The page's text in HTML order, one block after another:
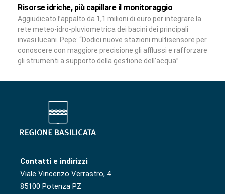
Risorse idriche, più capillare il monitoraggio
Aggiudicato l’appalto da 1,1 milioni di euro per integrare la
rete meteo-idro-pluviometrica dei bacini dei principali
invasi lucani. Pepe: “Dodici nuove stazioni multisensore per
conoscere con maggiore precisione gli afflussi e rafforzare
gli strumenti a supporto della gestione dell’acqua”
Contatti e indirizzi
Viale Vincenzo Verrastro, 4
85100 Potenza PZ